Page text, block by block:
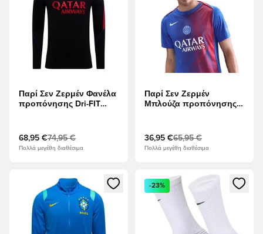
Παρί Σεν Ζερμέν Φανέλα
προπόνησης Dri-FIT
68,95 €74,95 €
Πολλά μεγέθη διαθέσιμα
Παρί Σεν Ζερμέν
Μπλούζα προπόνησης
Χίπερ Ρόγιαλ/
Παγκόσμιο Κόκκινο/
36,95 €65,95 €
Πολλά μεγέθη διαθέσιμα
Ανοίγει ένα Modal για να συνδεθείτε ή να εγγραφείτε ως
Ανοίγει ένα Modal για να
-23%